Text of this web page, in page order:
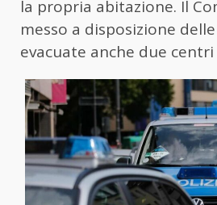
la propria abitazione. Il
messo a disposizione
evacuate anche due